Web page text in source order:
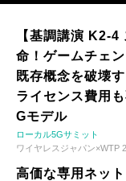
【基調講演 K2-
命！ゲームチェ
既存概念を破壊
ライセンス費用
Gモデル
ローカル5Gサミット
ワイヤレスジャパン×WTP
高価な専用ネッ